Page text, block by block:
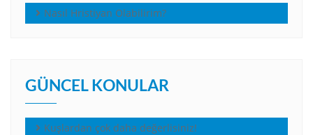
Nasıl Hristiyan Olabilirim?
GÜNCEL KONULAR
Kuşlardan çok daha değerlisiniz!